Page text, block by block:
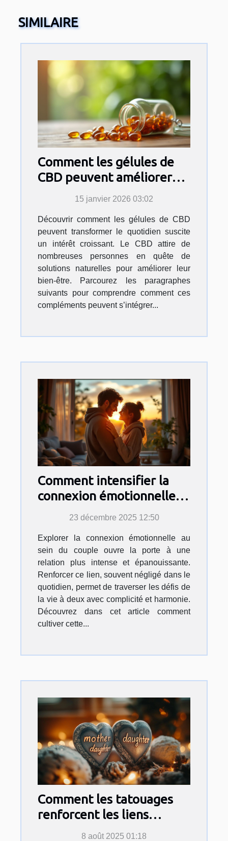
SIMILAIRE
Comment les gélules de
CBD peuvent améliorer
votre quotidien ?
15 janvier 2026 03:02
Découvrir comment les gélules de CBD
peuvent transformer le quotidien suscite
un intérêt croissant. Le CBD attire de
nombreuses personnes en quête de
solutions naturelles pour améliorer leur
bien-être. Parcourez les paragraphes
suivants pour comprendre comment ces
compléments peuvent s’intégrer...
Comment intensifier la
connexion émotionnelle
avec votre partenaire ?
23 décembre 2025 12:50
Explorer la connexion émotionnelle au
sein du couple ouvre la porte à une
relation plus intense et épanouissante.
Renforcer ce lien, souvent négligé dans le
quotidien, permet de traverser les défis de
la vie à deux avec complicité et harmonie.
Découvrez dans cet article comment
cultiver cette...
Comment les tatouages
renforcent les liens
affectifs entre proches ?
8 août 2025 01:18